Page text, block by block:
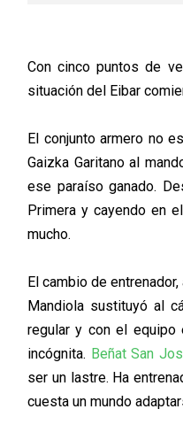
Con cinco puntos de
situación del Eibar
El conjunto armero no
Gaizka Garitano al
ese paraíso ganado.
Primera y cayendo en el
mucho.
El cambio de
Mandiola sustituyó al
regular y con el equipo
incógnita. Beñat San
ser un lastre. Ha
cuesta un mundo